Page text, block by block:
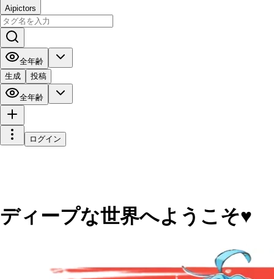
Aipictors
全年齢
生成
投稿
全年齢
ログイン
ディープな世界へようこそ♥